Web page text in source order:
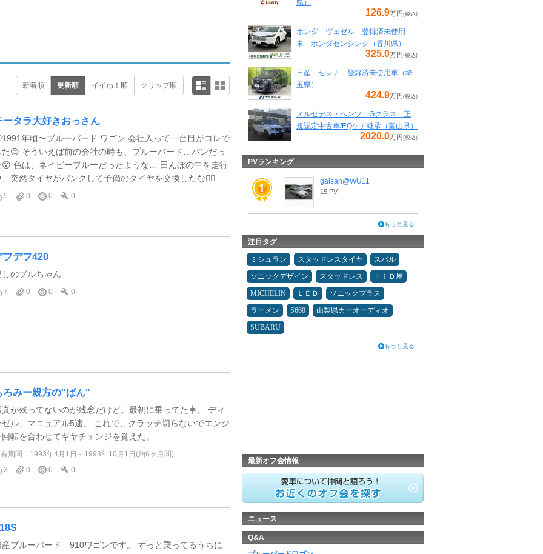
新着順 更新順 イイね！順 クリップ順
ータラ大好きおっさん
年頃〜ブルーバード ワゴン 会社入って一台目がコレで
た😊 そういえば前の会社の時も、ブルーバード…バンだっ
😵 色は、ネイビーブルーだったような… 田んぼの中を走行
突然タイヤがパンクして予備のタイヤを交換したな😮‍💨
5 0 0 0
フデフ420
しのブルちゃん
7 0 0 0
ろみー親方の"ばん"
真が残ってないのが残念だけど。最初に乗ってた車。 ディ
ゼル、マニュアル5速。 これで、クラッチ切らないでエンジ
回転を合わせてギヤチェンジを覚えた。
期間
1993年4月1日～1993年10月1日(約6ヶ月間)
3
0 0 0
産ブルーバード 910ワゴンです。 ずっと乗ってるうちに
県）
126.9万円 (税込)
ホンダ ヴェゼル 登録済未使用
車 ホンダセンシング（香川県）
325.0万円 (税込)
日産 セレナ 登録済未使用車（埼
玉県）
424.9万円 (税込)
メルセデス・ベンツ Gクラス 正
規認定中古車/EQケア継承（富山県）
2020.0万円 (税込)
PVランキング
gaisan@WU11
15 PV
もっと見る
注目タグ
ミシュラン スタッドレスタイヤ
スバル
ソニックデザイン
スタッドレス
ＨＩＤ屋
MICHELIN
ＬＥＤ
ソニックプラス
ラーメン
S660
山梨県カーオーディオ
SUBARU
もっと見る
最新オフ会情報
ニュース
Q&A